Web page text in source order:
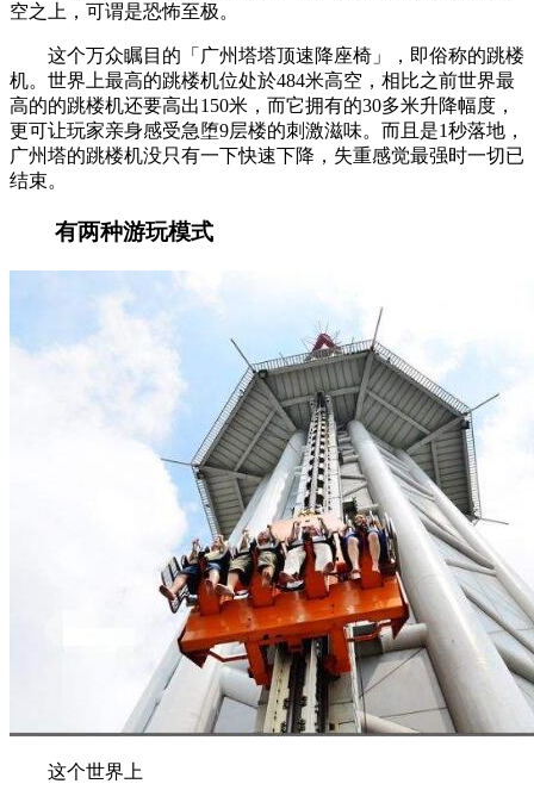
空之上，可谓是恐怖至极。
这个万众瞩目的「广州塔塔顶速降座椅」，即俗称的跳楼
机。世界上最高的跳楼机位处於484米高空，相比之前世界最
高的的跳楼机还要高出150米，而它拥有的30多米升降幅度，
更可让玩家亲身感受急堕9层楼的刺激滋味。而且是1秒落地，
广州塔的跳楼机没只有一下快速下降，失重感觉最强时一切已
结束。
有两种游玩模式
这个世界上